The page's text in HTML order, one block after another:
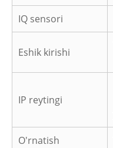
IQ sensori
Eshik kirishi
IP reytingi
O'rnatish